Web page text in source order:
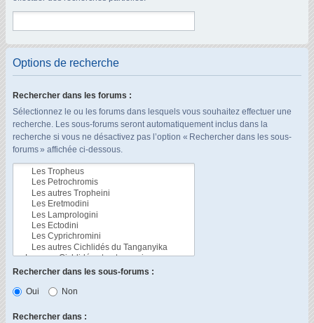
Options de recherche
Rechercher dans les forums :
Sélectionnez le ou les forums dans lesquels vous souhaitez effectuer une
recherche. Les sous-forums seront automatiquement inclus dans la
recherche si vous ne désactivez pas l’option « Rechercher dans les sous-
forums » affichée ci-dessous.
Rechercher dans les sous-forums :
Oui
Non
Rechercher dans :